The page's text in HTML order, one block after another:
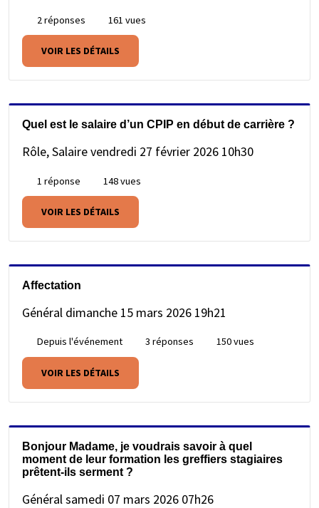
2 réponses 161 vues
VOIR LES DÉTAILS
Quel est le salaire d’un CPIP en début de carrière ?
Rôle, Salairevendredi 27 février 2026 10h30
1 réponse 148 vues
VOIR LES DÉTAILS
Affectation
Général dimanche 15 mars 2026 19h21
Depuis l'événement 3 réponses 150 vues
VOIR LES DÉTAILS
Bonjour Madame, je voudrais savoir à quel
moment de leur formation les greffiers stagiaires
prêtent-ils serment ?
Généralsamedi 07 mars 2026 07h26